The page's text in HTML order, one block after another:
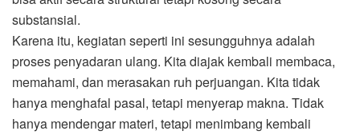
substansial.
Karena itu, kegiatan seperti ini sesungguhnya adalah
proses penyadaran ulang. Kita diajak kembali membaca,
memahami, dan merasakan ruh perjuangan. Kita tidak
hanya menghafal pasal, tetapi menyerap makna. Tidak
hanya mendengar materi, tetapi menimbang kembali